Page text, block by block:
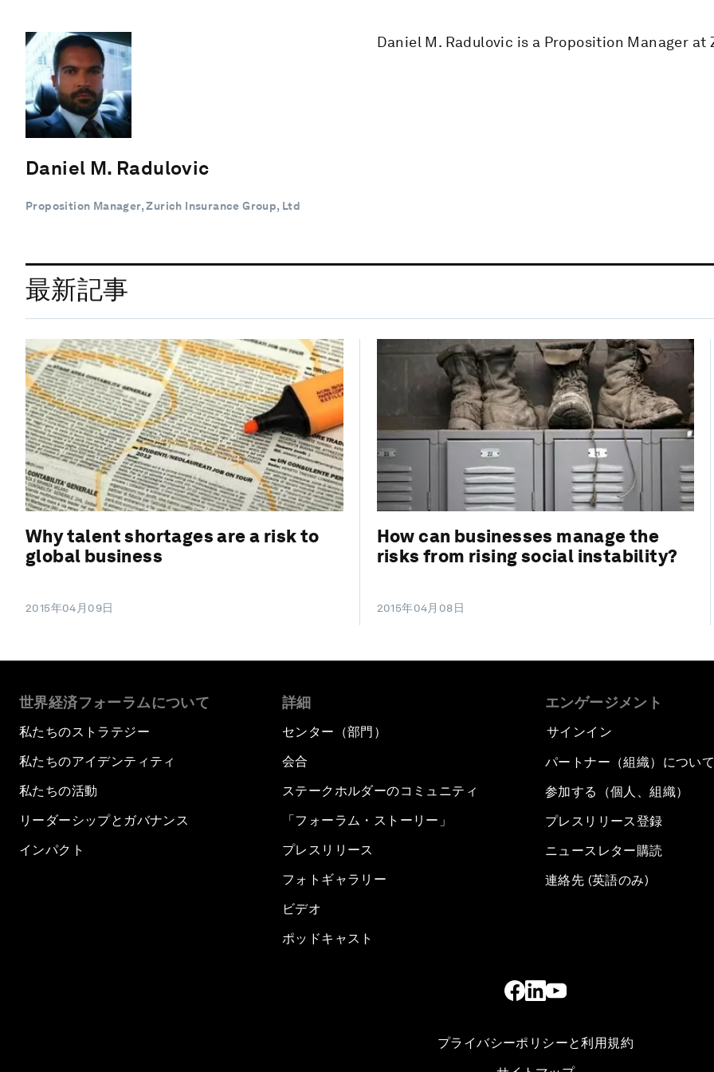
Daniel M. Radulovic
Proposition Manager, Zurich Insurance Group, Ltd
Daniel M. Radulovic is a Proposition Manager at
最新記事
Why talent shortages are a risk to
global business
2015年04月09日
How can businesses manage the
risks from rising social instability?
2015年04月08日
世界経済フォーラムについて
私たちのストラテジー
私たちのアイデンティティ
私たちの活動
リーダーシップとガバナンス
インパクト
詳細
センター（部門）
会合
ステークホルダーのコミュニティ
「フォーラム・ストーリー」
プレスリリース
フォトギャラリー
ビデオ
ポッドキャスト
エンゲージメント
サインイン
パートナー（組織）につい
参加する（個人、組織）
プレスリリース登録
ニュースレター購読
連絡先 (英語のみ)
プライバシーポリシーと利用規約